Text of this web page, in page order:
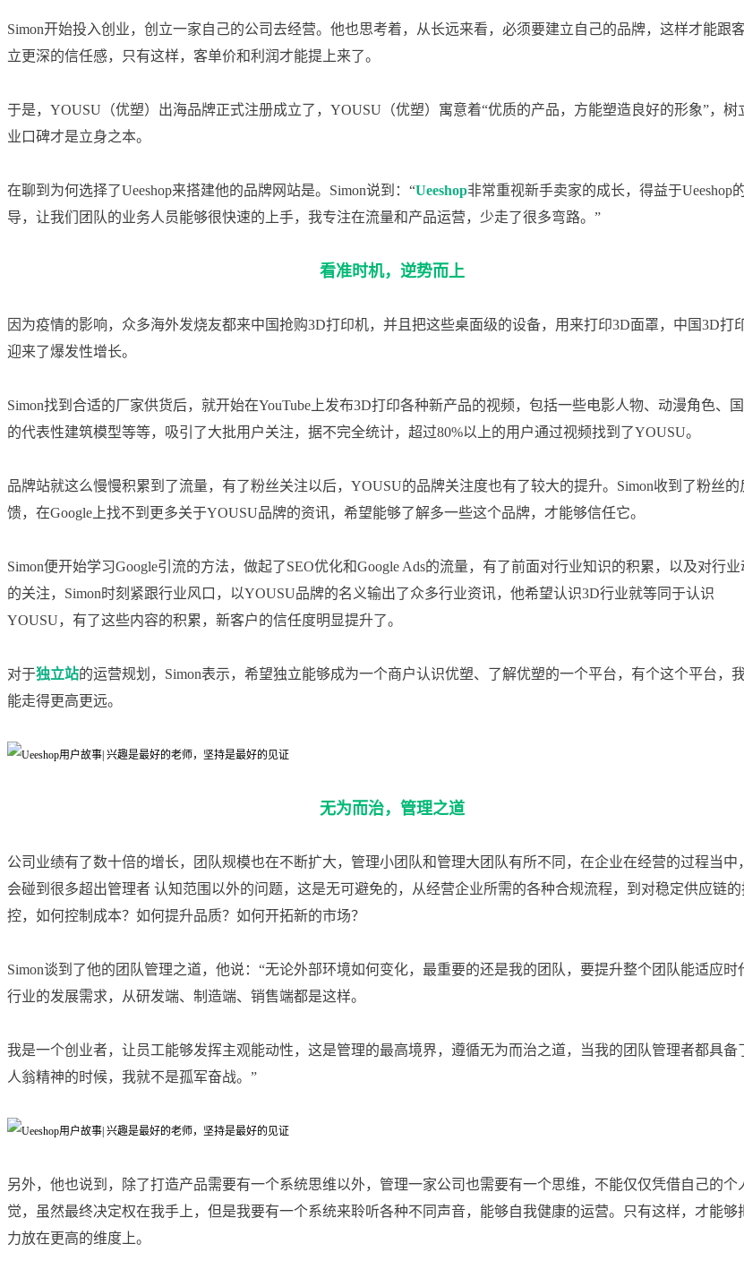
Simon开始投入创业，创立一家自己的公司去经营。他也思考着，从长远来看，必须要建立自己的品牌，这样才能跟
立更深的信任感，只有这样，客单价和利润才能提上来了。
于是，YOUSU（优塑）出海品牌正式注册成立了，YOUSU（优塑）寓意着“优质的产品，方能塑造良好的形象”，树
业口碑才是立身之本。
在聊到为何选择了Ueeshop来搭建他的品牌网站是。Simon说到：“Ueeshop非常重视新手卖家的成长，得益于Ueeshop
导，让我们团队的业务人员能够很快速的上手，我专注在流量和产品运营，少走了很多弯路。”
看准时机，逆势而上
因 为疫情的影响，众多海外发烧友都来中国抢购3D打印机，并且把这些桌面级的设备，用来打印3D面罩， 中国3D打
迎来了爆发性增长。
Simon找到合适的厂家供货后，就开始在YouTube上发布3D打印各种新产品的视频，包括一些电影人物、动漫角色、
的代表性建筑模型等等，吸引了大批用户关注， 据不完全统计，超过80%以上的用户通过视频找到了YOUSU。
品牌站就这么慢慢积累到了流量，有了粉丝关注以后，YOUSU的品牌关注度也有了较大的提升。Simon收到了粉丝的
馈，在Google上找不到更多关于YOUSU品牌的资讯，希望能够了解多一些这个品牌，才能够信任它。
Simon便开始学习Google引流的方法，做起了SEO优化和Google Ads的流量，有了前面对行业知识的积累，以及对行业
的关注，Simon时刻紧跟行业风口，以YOUSU品牌的名义输出了众多行业资讯，他希望认识3D行业就等同于认识
YOUSU，有了这些内容的积累，新客户的信任度明显提升了。
对于独立站的运营规划，Simon表示，希望独立能够成为一个商户认识优塑、了解优塑的一个平台，有个这个平台，
能走得更高更远。
无为而治，管理之道
公司业绩有了数十倍的增长，团队规模也在不断扩大，管理小团队和管理大团队有所不同， 在企业在经营的过程当中
会碰到很多超出管理者 认知范围以外的问题，这是无可避免的，从经营企业所需的各种合规流程，到对稳定供应链的
控，如何控制成本？ 如何提升品质？ 如何开拓新的市场？
Simon谈到了他的团队管理之道，他说：“无论外部环境如何变化，最重要的还是我的团队，要提升整个团队能适应时
行业的发展需求，从研发端、制造端、销售端都是这样。
我是一个创业者，让员工能够发挥主观能动性，这是管理的最高境界，遵循无为而治之道，当我的团队管理者都具备
人翁精神的时候，我就不是孤军奋战。”
另外，他也说到，除了打造产品需要有一个系统思维以外，管理一家公司也需要有一个思维，不能仅仅凭借自己的个
觉，虽然最终决定权在我手上，但是我要有一个系统来聆听各种不同声音，能够自我健康的运营。只有这样，才能够
力放在更高的维度上。